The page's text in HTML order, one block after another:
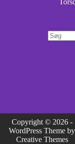
Copyright © 2026 -
WordPress Theme by
Creative Themes